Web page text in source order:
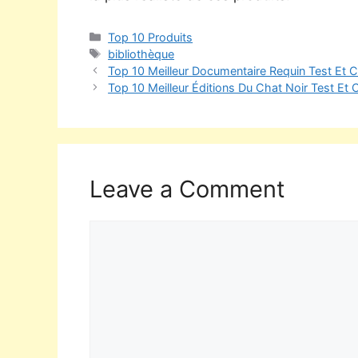
Top 10 Produits
bibliothèque
Top 10 Meilleur Documentaire Requin Test Et
Top 10 Meilleur Éditions Du Chat Noir Test Et
Leave a Comment